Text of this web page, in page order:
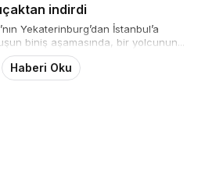
indirdi
Yekaterinburg’dan İstanbul’a
biniş aşamasında, bir yolcunun...
Haberi Oku